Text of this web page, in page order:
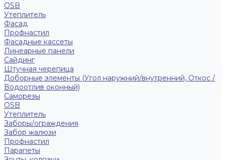
ОSB
Утеплитель
Фасад
Профнастил
Фасадные кассеты
Линеарные панели
Сайдинг
Штучная черепица
Доборные элементы (Угол наружний/внутренний, Откос /
Водоотлив оконный)
Саморезы
OSB
Утеплитель
Заборы/ограждения
Забор жалюзи
Профнастил
Парапеты